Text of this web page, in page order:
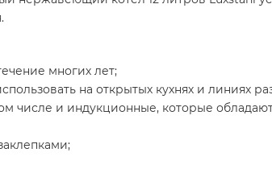
многих лет;
на открытых кухнях и линиях
числе и индукционные, которые